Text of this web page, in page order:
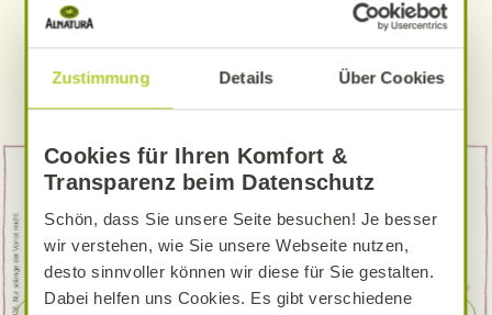
Zustimmung Details Über Cookies
Cookies für Ihren Komfort &
Transparenz beim Datenschutz
Schön, dass Sie unsere Seite besuchen! Je besser
wir verstehen, wie Sie unsere Webseite nutzen,
desto sinnvoller können wir diese für Sie gestalten.
Dabei helfen uns Cookies. Es gibt verschiedene
WEITERE REZEPTE FINDEN
Zugabe-Aktionen vom 30.07.2026 -
12.08.2026